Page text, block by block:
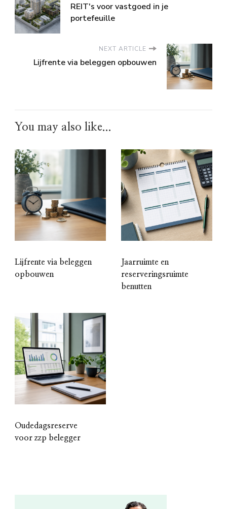
REIT's voor vastgoed in je
portefeuille
NEXT ARTICLE
Lijfrente via beleggen opbouwen
You may also like...
Lijfrente via beleggen
opbouwen
Jaarruimte en
reserveringsruimte
benutten
Oudedagsreserve
voor zzp belegger